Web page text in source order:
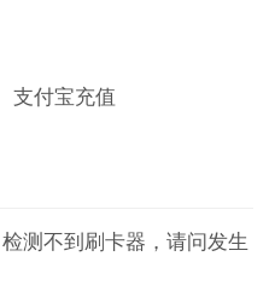
支付宝充值
测不到刷卡器，请问发生